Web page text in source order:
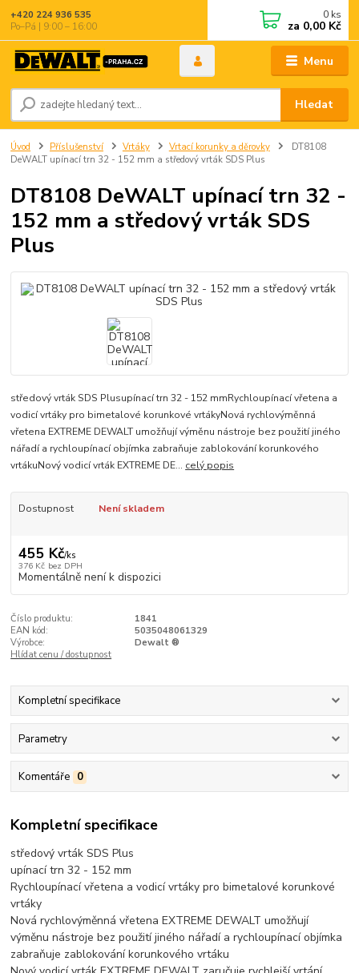
Menu
Hledat
+420 224 936 535
Po–Pá | 9:00 – 16:00
0 ks
za 0,00 Kč
Úvod Příslušenství Vrtáky Vrtací korunky a děrovky
DT8108
DeWALT upínací trn 32 - 152 mm a středový vrták SDS Plus
DT8108 DeWALT upínací trn 32 -
152 mm a středový vrták SDS
Plus
středový vrták SDS Plusupínací trn 32 - 152 mmRychloupínací vřetena a
vodicí vrtáky pro bimetalové korunkové vrtákyNová rychlovýměnná
vřetena EXTREME DEWALT umožňují výměnu nástroje bez použití jiného
nářadí a rychloupínací objímka zabraňuje zablokování korunkového
vrtákuNový vodicí vrták EXTREME DE... celý popis
Dostupnost Není skladem
455 Kč/ks
376 Kč bez DPH
Momentálně není k dispozici
Číslo produktu:
1841
EAN kód:
5035048061329
Výrobce:
Dewalt ®
Hlídat cenu / dostupnost
Kompletní specifikace
Parametry
Komentáře 0
Kompletní specifikace
středový vrták SDS Plus
upínací trn 32 - 152 mm
Rychloupínací vřetena a vodicí vrtáky pro bimetalové korunkové
vrtáky
Nová rychlovýměnná vřetena EXTREME DEWALT umožňují
výměnu nástroje bez použití jiného nářadí a rychloupínací objímka
zabraňuje zablokování korunkového vrtáku